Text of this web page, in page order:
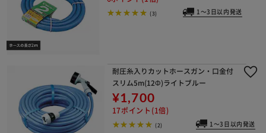
(3) 1～3日以内発送
耐圧糸入りカットホースガン・口金付
スリム5m(12Φ)ライトブルー
¥1,700
17ポイント(1倍)
(2) 1～3日以内発送